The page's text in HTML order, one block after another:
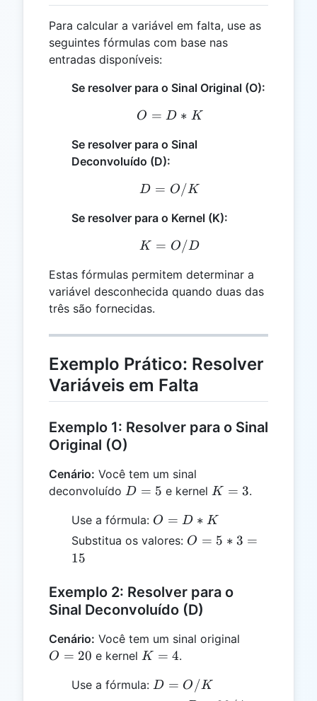
Para calcular a variável em falta, use as
seguintes fórmulas com base nas
entradas disponíveis:
Se resolver para o Sinal Original (O):
O = D * K
O = D ∗ K
Se resolver para o Sinal
Deconvoluído (D):
D = O / K
D = O/K
Se resolver para o Kernel (K):
K = O / D
K = O/D
Estas fórmulas permitem determinar a
variável desconhecida quando duas das
três são fornecidas.
Exemplo Prático: Resolver
Variáveis em Falta
Exemplo 1: Resolver para o Sinal
Original (O)
Cenário: Você tem um sinal
deconvoluído D
5
D = 5 e kernelK
3
K = 3.
Use a fórmula: O
=
K
O = D ∗ K
Substitua os valores: O
*
3
=
15
O = 5 ∗ 3 =
15
Exemplo 2: Resolver para o
Sinal Deconvoluído (D)
Cenário: Você tem um sinal original
O = 20 e kernelK
4
K = 4.
Use a fórmula: D
D = O /K